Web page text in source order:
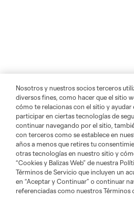
Nosotros y nuestros socios terceros
diversos fines, como hacer que el sitio
cómo te relacionas con el sitio y
participar en ciertas tecnologías de
continuar navegando por el sitio,
con terceros como se establece en
años a menos que retires tu
otras tecnologías en nuestro sitio y
“Cookies y Balizas Web” de nuestra
Términos de Servicio que incluyen un
en “Aceptar y Continuar” o continuar
referenciadas como nuestros Términos